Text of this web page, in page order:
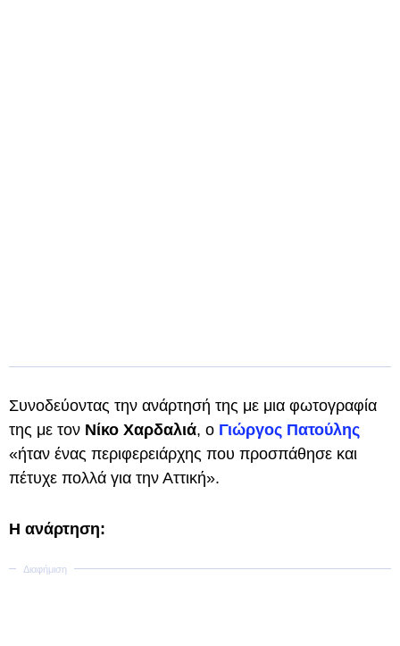
Συνοδεύοντας την ανάρτησή της με μια φωτογραφία
της με τον Νίκο Χαρδαλιά, ο Γιώργος Πατούλης
«ήταν ένας περιφερειάρχης που προσπάθησε και
πέτυχε πολλά για την Αττική».
Η ανάρτηση: